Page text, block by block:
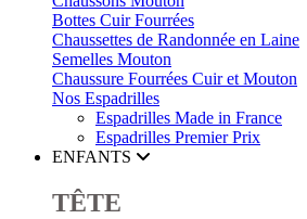
Bottes Cuir Fourrées
Chaussettes de Randonnée en Laine
Semelles Mouton
Chaussure Fourrées Cuir et Mouton
Nos Espadrilles
Espadrilles Made in France
Espadrilles Premier Prix
ENFANTS
TÊTE